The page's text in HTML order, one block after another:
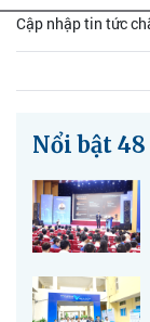
Cập nhập tin tức
Nổi bật